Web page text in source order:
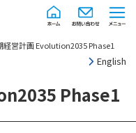
経営計画 Evolution2035 Phase1
English
Phase1